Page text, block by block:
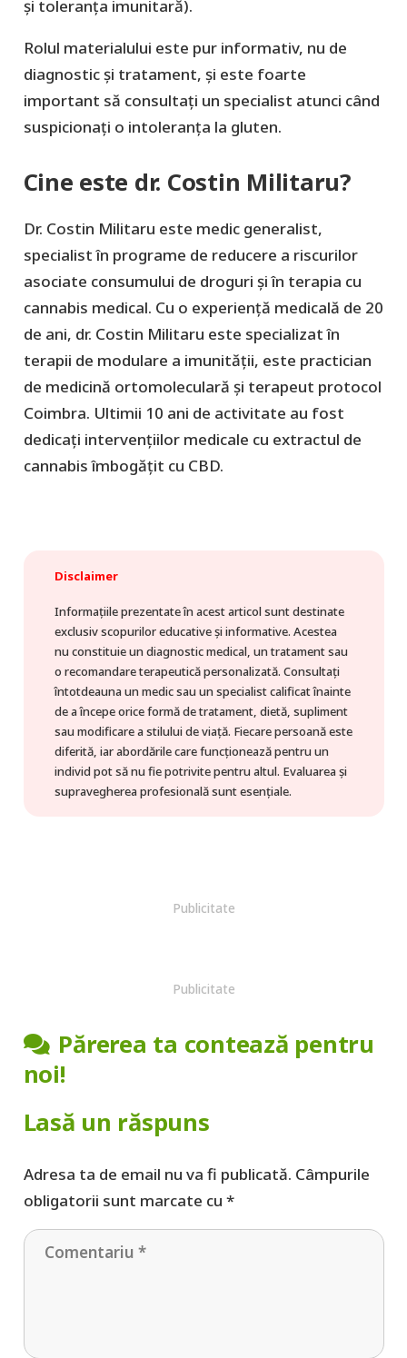
și toleranța imunitară).
Rolul materialului este pur informativ, nu de
diagnostic şi tratament, şi este foarte
important să consultaţi un specialist atunci când
suspicionați o intoleranța la gluten.
Cine este dr. Costin Militaru?
Dr. Costin Militaru este medic generalist,
specialist în programe de reducere a riscurilor
asociate consumului de droguri și în terapia cu
cannabis medical. Cu o experiență medicală de 20
de ani, dr. Costin Militaru este specializat în
terapii de modulare a imunității, este practician
de medicină ortomoleculară și terapeut protocol
Coimbra. Ultimii 10 ani de activitate au fost
dedicați intervențiilor medicale cu extractul de
cannabis îmbogățit cu CBD.
Disclaimer
Informațiile prezentate în acest articol sunt destinate
exclusiv scopurilor educative și informative. Acestea
nu constituie un diagnostic medical, un tratament sau
o recomandare terapeutică personalizată. Consultați
întotdeauna un medic sau un specialist calificat înainte
de a începe orice formă de tratament, dietă, supliment
sau modificare a stilului de viață. Fiecare persoană este
diferită, iar abordările care funcționează pentru un
individ pot să nu fie potrivite pentru altul. Evaluarea și
supravegherea profesională sunt esențiale.
Publicitate
Publicitate
Părerea ta contează pentru
noi!
Lasă un răspuns
Adresa ta de email nu va fi publicată. Câmpurile
obligatorii sunt marcate cu *